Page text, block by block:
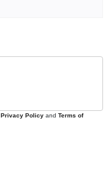
Privacy Policy and Terms of